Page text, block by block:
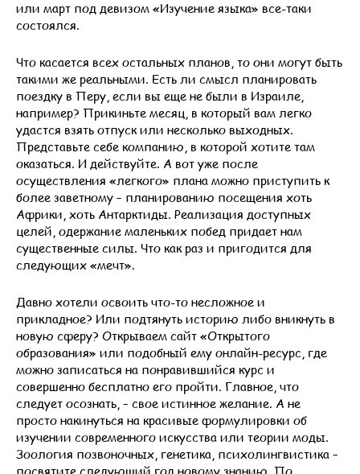
или март под девизом «Изучение языка» все-таки
состоялся.
Что касается всех остальных планов, то они могут быть
такими же реальными. Есть ли смысл планировать
поездку в Перу, если вы еще не были в Израиле,
например? Прикиньте месяц, в который вам легко
удастся взять отпуск или несколько выходных.
Представьте себе компанию, в которой хотите там
оказаться. И действуйте. А вот уже после
осуществления «легкого» плана можно приступить к
более заветному – планированию посещения хоть
Африки, хоть Антарктиды. Реализация доступных
целей, одержание маленьких побед придает нам
существенные силы. Что как раз и пригодится для
следующих «мечт».
Давно хотели освоить что-то несложное и
прикладное? Или подтянуть историю либо вникнуть в
новую сферу? Открываем сайт «Открытого
образования» или подобный ему онлайн-ресурс, где
можно записаться на понравившийся курс и
совершенно бесплатно его пройти. Главное, что
следует осознать, – свое истинное желание. А не
просто накинуться на красивые формулировки об
изучении современного искусства или теории моды.
Зоология позвоночных, генетика, психолингвистика –
посвятите следующий год новому знанию. По